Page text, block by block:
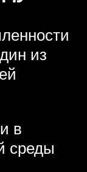
из
в
среды